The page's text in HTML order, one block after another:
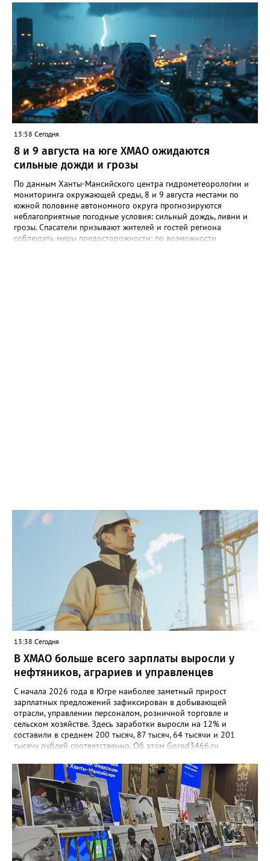
издания, что мальчик просто заблудился. По словам
собеседника, ребенок гулял с сестрой, в какой-то момент она
отвлеклась, а он убежал от нее. "Мальчик гулял, пытаясь найти
дом, но не смог. Затем его нашли прохожие и позвонили в
полицию", - добавил источник.
13:58 Сегодня
8 и 9 августа на юге ХМАО ожидаются
сильные дожди и грозы
По данным Ханты-Мансийского центра гидрометеорологии и
мониторинга окружающей среды, 8 и 9 августа местами по
южной половине автономного округа прогнозируются
неблагоприятные погодные условия: сильный дождь, ливни и
грозы. Спасатели призывают жителей и гостей региона
соблюдать меры предосторожности: по возможности
13:38 Сегодня
В ХМАО больше всего зарплаты выросли у
нефтяников, аграриев и управленцев
С начала 2026 года в Югре наиболее заметный прирост
зарплатных предложений зафиксирован в добывающей
отрасли, управлении персоналом, розничной торговле и
сельском хозяйстве. Здесь заработки выросли на 12% и
составили в среднем 200 тысяч, 87 тысяч, 64 тысячи и 201
тысячу рублей соответственно. Об этом Gorod3466.ru
также туризм, гостиничный и ресторанный бизнес (+11%, до
68,4 тыс. рублей), производство и сервисное обслуживание
(+9%, до 166,4 тыс. рублей), а также финансы и бухгалтерия
(+9%, до 87,6 тыс. рублей). В целом медианная зарплата по
региону увеличилась на 3% и достигла 93,5 тыс. рублей.
Отдельный тренд — рост оплаты на подработке: за год
предложения здесь выросли на 35%. При этом самые высокие
зарплаты по-прежнему предлагают вахтовикам — в среднем
175 тыс. рублей (+5% к прошлому году).